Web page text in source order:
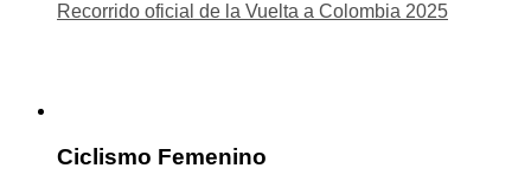
Recorrido oficial de la Vuelta a Colombia 2025
Ciclismo Femenino